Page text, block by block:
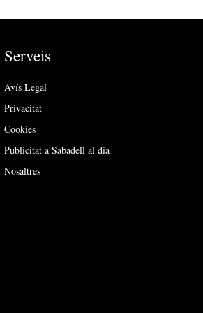
Serveis
Avís Legal
Privacitat
Cookies
Publicitat a Sabadell al dia
Nosaltres